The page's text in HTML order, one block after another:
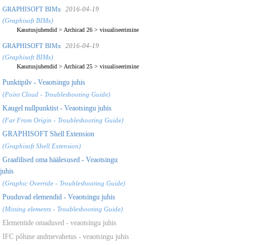
GRAPHISOFT BIMx
2016-04-19
(Graphisoft BIMx)
Kasutusjuhendid > Archicad 26 > visualiseerimine
GRAPHISOFT BIMx
2016-04-19
(Graphisoft BIMx)
Kasutusjuhendid > Archicad 25 > visualiseerimine
Punktipilv - Veaotsingu juhis
(Point Cloud - Troubleshooting Guide)
Kaugel nullpunktist - Veaotsingu juhis
(Far From Origin - Troubleshooting Guide)
GRAPHISOFT Shell Extension
(Graphisoft Shell Extension)
Graafilised oma häälesused - Veaotsingu
juhis
(Graphic Override - Troubleshooting Guide)
Puuduvad elemendid - Veaotsingu juhis
(Missing elements - Troubleshooting Guide)
Elementide omadused - veaotsingu juhis
IFC põhine andmevahetus - veaotsingu juhis